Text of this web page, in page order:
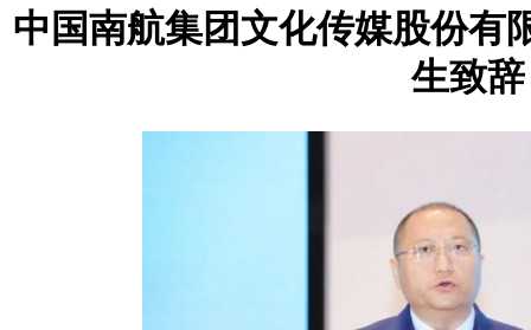
中国南航集团文化传媒股份有
生致辞